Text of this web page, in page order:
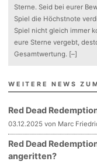
Sterne. Seid bei eurer
Spiel die Höchstnote
Spiel nicht gleich immer
eure Sterne vergebt,
Gesamtwertung. [–]
WEITERE NEWS
Red Dead
03.12.2025 von Marc
Red Dead
angeritten?